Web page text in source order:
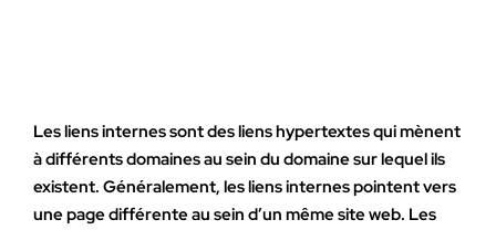
Les liens internes sont des liens hypertextes qui mènent
à différents domaines au sein du domaine sur lequel ils
existent. Généralement, les liens internes pointent vers
une page différente au sein d’un même site web. Les